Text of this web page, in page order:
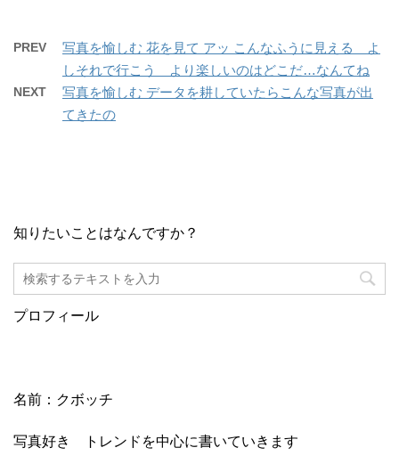
PREV
写真を愉しむ 花を見て アッ こんなふうに見える よ
しそれで行こう より楽しいのはどこだ…なんてね
NEXT
写真を愉しむ データを耕していたらこんな写真が出
てきたの
知りたいことはなんですか？
プロフィール
名前：クボッチ
写真好き トレンドを中心に書いていきます